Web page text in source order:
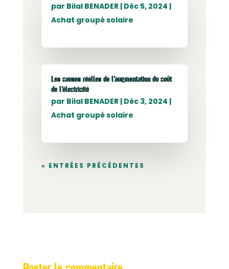
par Bilal BENADER| Déc 5, 2024 |
Achat groupé solaire
Les causes réelles de l’augmentation du coût
de l’électricité
par Bilal BENADER| Déc 3, 2024 |
Achat groupé solaire
« ENTRÉES PRÉCÉDENTES